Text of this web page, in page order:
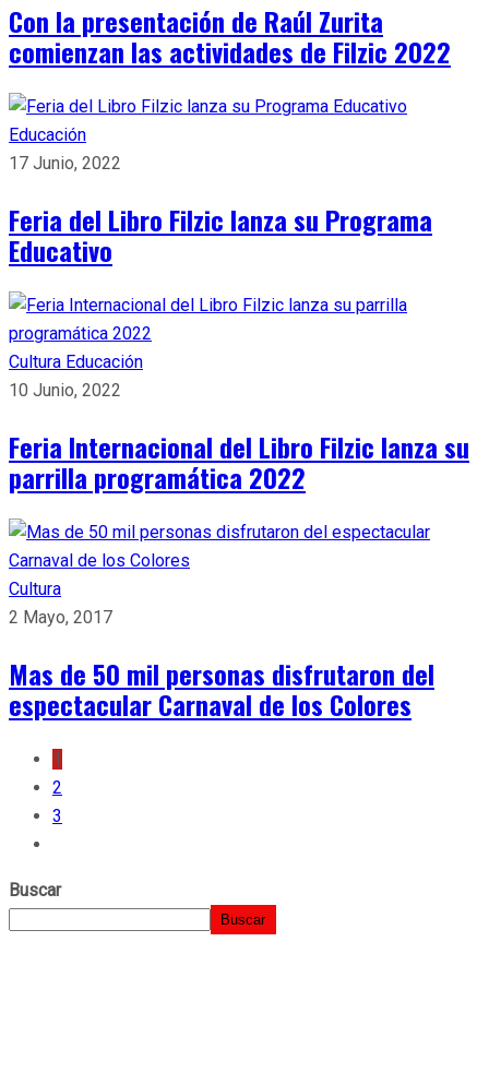
Con la presentación de Raúl Zurita
comienzan las actividades de Filzic 2022
Educación
17 Junio, 2022
Feria del Libro Filzic lanza su Programa
Educativo
Cultura Educación
10 Junio, 2022
Feria Internacional del Libro Filzic lanza su
parrilla programática 2022
Cultura
2 Mayo, 2017
Mas de 50 mil personas disfrutaron del
espectacular Carnaval de los Colores
1
2
3
Buscar
Buscar